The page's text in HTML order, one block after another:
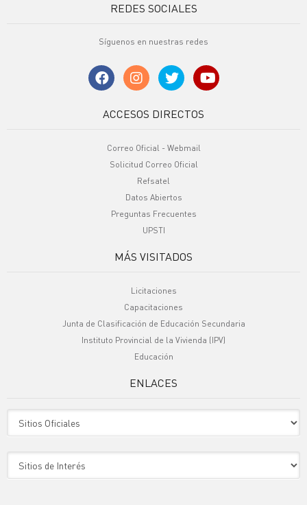
REDES SOCIALES
Síguenos en nuestras redes
ACCESOS DIRECTOS
Correo Oficial - Webmail
Solicitud Correo Oficial
Refsatel
Datos Abiertos
Preguntas Frecuentes
UPSTI
MÁS VISITADOS
Licitaciones
Capacitaciones
Junta de Clasificación de Educación Secundaria
Instituto Provincial de la Vivienda (IPV)
Educación
ENLACES